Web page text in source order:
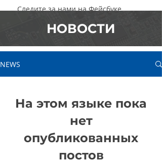
Следите за нами на Фейсбуке
НОВОСТИ
NEWS
На этом языке пока
нет
опубликованных
постов